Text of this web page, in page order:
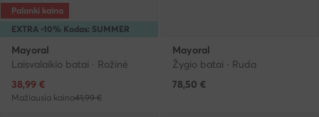
EXTRA -10% Kodas: SUMMER
Palanki kaina
Mayoral
Laisvalaikio batai · Rožinė
Dabartinė kaina
38,99 €
Mažiausia kaina41,99 €
Mayoral
Žygio batai · Ruda
78,50 €